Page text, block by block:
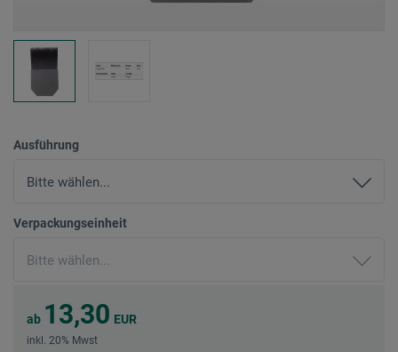
Ausführung
Verpackungseinheit
ab 13,30 EUR
inkl. 20% Mwst